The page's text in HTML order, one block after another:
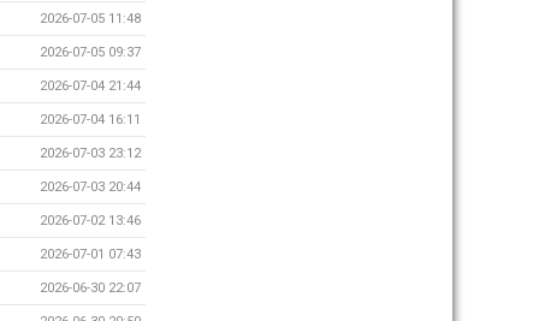
2026-07-05 11:48
2026-07-05 09:37
2026-07-04 21:44
2026-07-04 16:11
2026-07-03 23:12
2026-07-03 20:44
2026-07-02 13:46
2026-07-01 07:43
2026-06-30 22:07